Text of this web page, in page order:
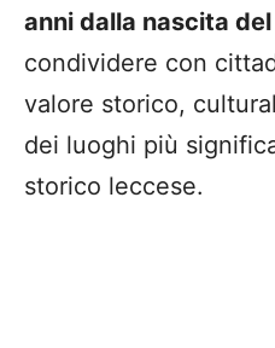
anni dalla nascita
condividere con
valore storico,
dei luoghi più
storico leccese.